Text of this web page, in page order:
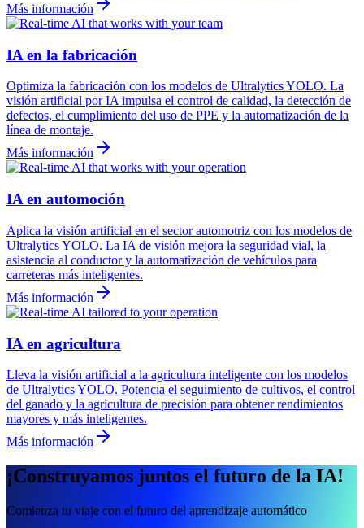
Más información
IA en la fabricación
Optimiza la fabricación con los modelos de Ultralytics YOLO. La
visión artificial por IA impulsa el control de calidad, la detección de
defectos, el cumplimiento del uso de PPE y la automatización de la
línea de montaje.
Más información
IA en automoción
Aplica la visión artificial en el sector automotriz con los modelos de
Ultralytics YOLO. La IA de visión mejora la seguridad vial, la
asistencia al conductor y la automatización de vehículos para
carreteras más inteligentes.
Más información
IA en agricultura
Lleva la visión artificial a la agricultura inteligente con los modelos
de Ultralytics YOLO. Potencia el seguimiento de cultivos, el control
del ganado y la agricultura de precisión para obtener rendimientos
mayores y más inteligentes.
Más información
¡Construyamos juntos el futuro de la IA!
Comienza tu viaje con el futuro del aprendizaje automático